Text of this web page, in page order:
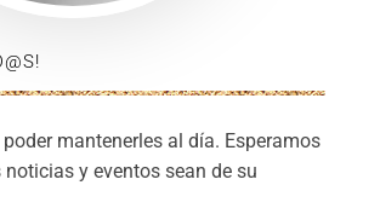
mantenerles al día. Esperamos
y eventos sean de su